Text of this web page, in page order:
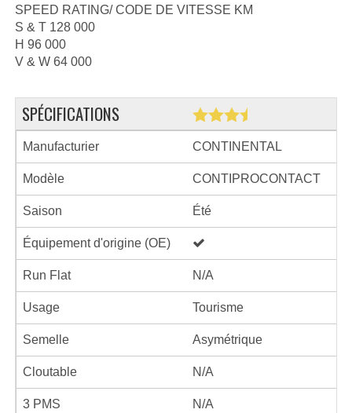
SPEED RATING/ CODE DE VITESSE KM
S & T 128 000
H 96 000
V & W 64 000
SPÉCIFICATIONS
Manufacturier CONTINENTAL
Modèle CONTIPROCONTACT
Saison Été
Équipement d'origine (OE)
Run Flat N/A
Usage Tourisme
Semelle Asymétrique
Cloutable N/A
3 PMS N/A